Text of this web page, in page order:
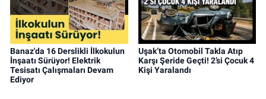
Banaz'da 16 Derslikli İlkokulun
İnşaatı Sürüyor! Elektrik
Tesisatı Çalışmaları Devam
Ediyor
Uşak’ta Otomobil Takla Atıp
Karşı Şeride Geçti! 2’si Çocuk 4
Kişi Yaralandı